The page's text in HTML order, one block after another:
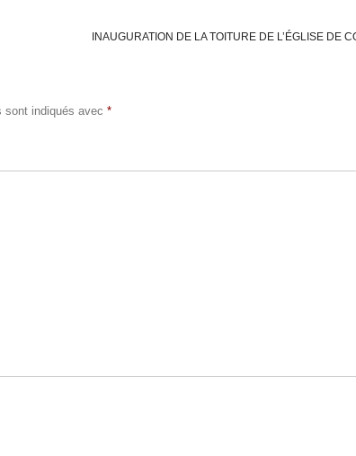
INAUGURATION DE LA TOITURE DE L’ÉGLISE DE
sont indiqués avec *